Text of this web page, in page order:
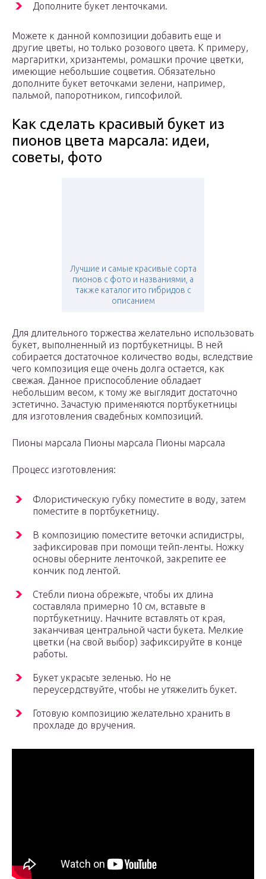
Дополните букет ленточками.
Можете к данной композиции добавить еще и
другие цветы, но только розового цвета. К примеру,
маргаритки, хризантемы, ромашки прочие цветки,
имеющие небольшие соцветия. Обязательно
дополните букет веточками зелени, например,
пальмой, папоротником, гипсофилой.
Как сделать красивый букет из
пионов цвета марсала: идеи,
советы, фото
Лучшие и самые красивые сорта
пионов с фото и названиями, а
также каталог ито гибридов с
описанием
Для длительного торжества желательно использовать
букет, выполненный из портбукетницы. В ней
собирается достаточное количество воды, вследствие
чего композиция еще очень долга остается, как
свежая. Данное приспособление обладает
небольшим весом, к тому же выглядит достаточно
эстетично. Зачастую применяются портбукетницы
для изготовления свадебных композиций.
Пионы марсала Пионы марсала Пионы марсала
Процесс изготовления:
Флористическую губку поместите в воду, затем
поместите в портбукетницу.
В композицию поместите веточки аспидистры,
зафиксировав при помощи тейп-ленты. Ножку
основы оберните ленточкой, закрепите ее
кончик под лентой.
Стебли пиона обрежьте, чтобы их длина
составляла примерно 10 см, вставьте в
портбукетницу. Начните вставлять от края,
заканчивая центральной части букета. Мелкие
цветки (на свой выбор) зафиксируйте в конце
работы.
Букет украсьте зеленью. Но не
переусердствуйте, чтобы не утяжелить букет.
Готовую композицию желательно хранить в
прохладе до вручения.